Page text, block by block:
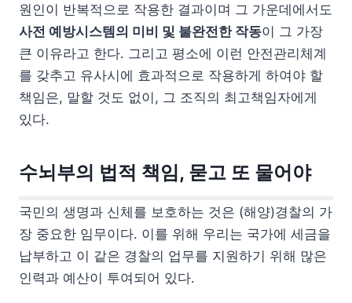
원인이 반복적으로 작용한 결과이며 그 가운데에서도
사전 예방시스템의 미비 및 불완전한 작동이 그 가장
큰 이유라고 한다. 그리고 평소에 이런 안전관리체계
를 갖추고 유사시에 효과적으로 작용하게 하여야 할
책임은, 말할 것도 없이, 그 조직의 최고책임자에게
있다.
수뇌부의 법적 책임, 묻고 또 물어야
국민의 생명과 신체를 보호하는 것은 (해양)경찰의 가
장 중요한 임무이다. 이를 위해 우리는 국가에 세금을
납부하고 이 같은 경찰의 업무를 지원하기 위해 많은
인력과 예산이 투여되어 있다.